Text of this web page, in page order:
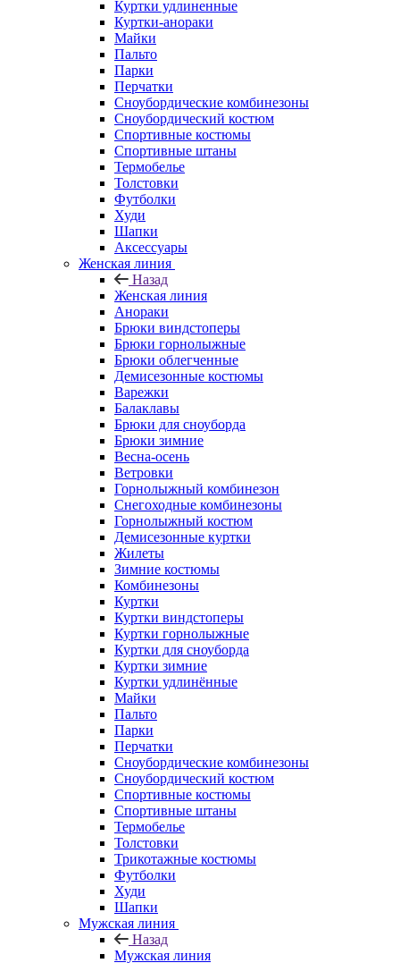
Куртки удлиненные
Куртки-анораки
Майки
Пальто
Парки
Перчатки
Сноубордические комбинезоны
Сноубордический костюм
Спортивные костюмы
Спортивные штаны
Термобелье
Толстовки
Футболки
Худи
Шапки
Аксессуары
Женская линия
Назад
Женская линия
Анораки
Брюки виндстоперы
Брюки горнолыжные
Брюки облегченные
Демисезонные костюмы
Варежки
Балаклавы
Брюки для сноуборда
Брюки зимние
Весна-осень
Ветровки
Горнолыжный комбинезон
Снегоходные комбинезоны
Горнолыжный костюм
Демисезонные куртки
Жилеты
Зимние костюмы
Комбинезоны
Куртки
Куртки виндстоперы
Куртки горнолыжные
Куртки для сноуборда
Куртки зимние
Куртки удлинённые
Майки
Пальто
Парки
Перчатки
Сноубордические комбинезоны
Сноубордический костюм
Спортивные костюмы
Спортивные штаны
Термобелье
Толстовки
Трикотажные костюмы
Футболки
Худи
Шапки
Мужская линия
Назад
Мужская линия